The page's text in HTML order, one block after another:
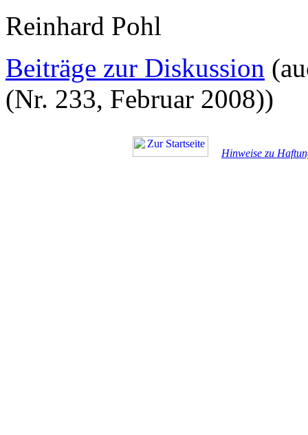
Reinhard Pohl
Beiträge zur Diskussion
(Nr. 233, Februar 2008))
Hinweise zu